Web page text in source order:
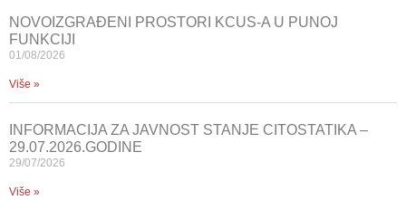
NOVOIZGRAĐENI PROSTORI KCUS-A U PUNOJ
FUNKCIJI
01/08/2026
Više »
INFORMACIJA ZA JAVNOST STANJE CITOSTATIKA –
29.07.2026.GODINE
29/07/2026
Više »